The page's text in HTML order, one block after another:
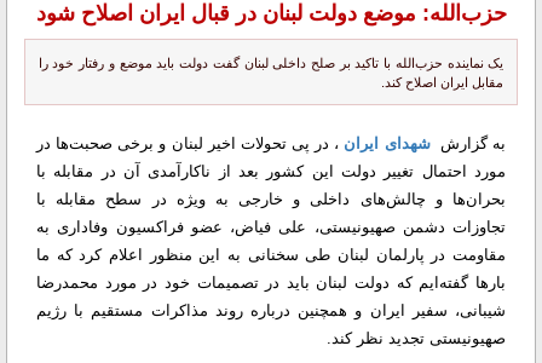
حزب‌الله: موضع دولت لبنان در قبال ایران اصلاح شود
یک نماینده حزب‌الله با تاکید بر صلح داخلی لبنان گفت دولت باید موضع و رفتار خود را
مقابل ایران اصلاح کند.
به گزارششهدای ایران ، در پی تحولات اخیر لبنان و برخی صحبت‌ها در
مورد احتمال تغییر دولت این کشور بعد از ناکارآمدی آن در مقابله با
بحران‌ها و چالش‌های داخلی و خارجی به ویژه در سطح مقابله با
تجاوزات دشمن صهیونیستی، علی فیاض، عضو فراکسیون وفاداری به
مقاومت در پارلمان لبنان طی سخنانی به این منظور اعلام کرد که ما
بارها گفته‌ایم که دولت لبنان باید در تصمیمات خود در مورد محمدرضا
شیبانی، سفیر ایران و همچنین درباره روند مذاکرات مستقیم با رژیم
صهیونیستی تجدید نظر کند.